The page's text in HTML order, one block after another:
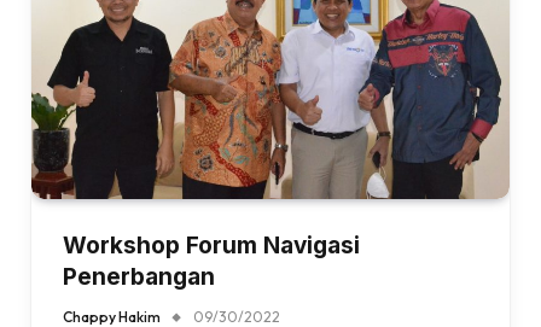
Workshop Forum Navigasi
Penerbangan
Chappy Hakim 09/30/2022